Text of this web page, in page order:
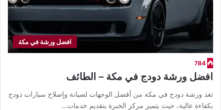
افضل ورشة في مكة
784
افضل ورشة دودج في مكة – الطائف
تعد ورشة دودج في مكة من أفضل الوجهات لصيانة وإصلاح سيارات دودج
بكفاءة عالية، حيث يتميز مركز الخبرة بتقديم خدمات…